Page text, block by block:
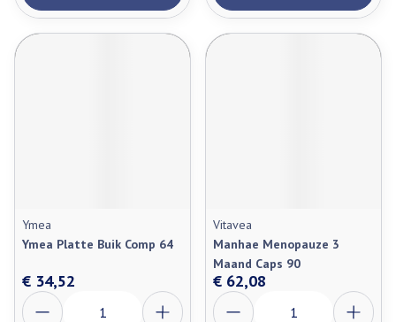
Ymea
Ymea Platte Buik Comp 64
€ 34,52
Aantal
Vitavea
Manhae Menopauze 3
Maand Caps 90
€ 62,08
Aantal